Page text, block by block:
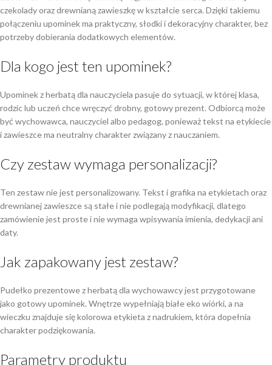
czekolady oraz drewnianą zawieszkę w kształcie serca. Dzięki takiemu
połączeniu upominek ma praktyczny, słodki i dekoracyjny charakter, bez
potrzeby dobierania dodatkowych elementów.
Dla kogo jest ten upominek?
Upominek z herbatą dla nauczyciela pasuje do sytuacji, w której klasa,
rodzic lub uczeń chce wręczyć drobny, gotowy prezent. Odbiorcą może
być wychowawca, nauczyciel albo pedagog, ponieważ tekst na etykiecie
i zawieszce ma neutralny charakter związany z nauczaniem.
Czy zestaw wymaga personalizacji?
Ten zestaw nie jest personalizowany. Tekst i grafika na etykietach oraz
drewnianej zawieszce są stałe i nie podlegają modyfikacji, dlatego
zamówienie jest proste i nie wymaga wpisywania imienia, dedykacji ani
daty.
Jak zapakowany jest zestaw?
Pudełko prezentowe z herbatą dla wychowawcy jest przygotowane
jako gotowy upominek. Wnętrze wypełniają białe eko wiórki, a na
wieczku znajduje się kolorowa etykieta z nadrukiem, która dopełnia
charakter podziękowania.
Parametry produktu